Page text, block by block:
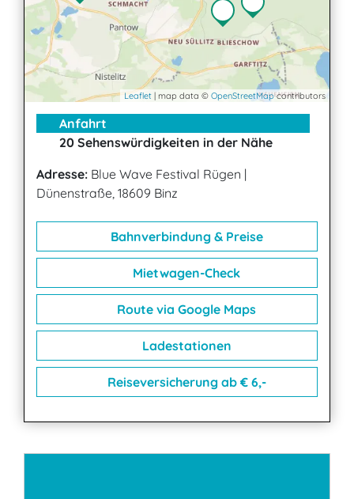
Leaflet | map data © OpenStreetMapcontributors
Anfahrt
20 Sehenswürdigkeiten in der Nähe
Adresse: Blue Wave Festival Rügen |
Dünenstraße, 18609 Binz
Bahnverbindung & Preise
Mietwagen-Check
Route via Google Maps
Ladestationen
Reiseversicherung ab € 6,-